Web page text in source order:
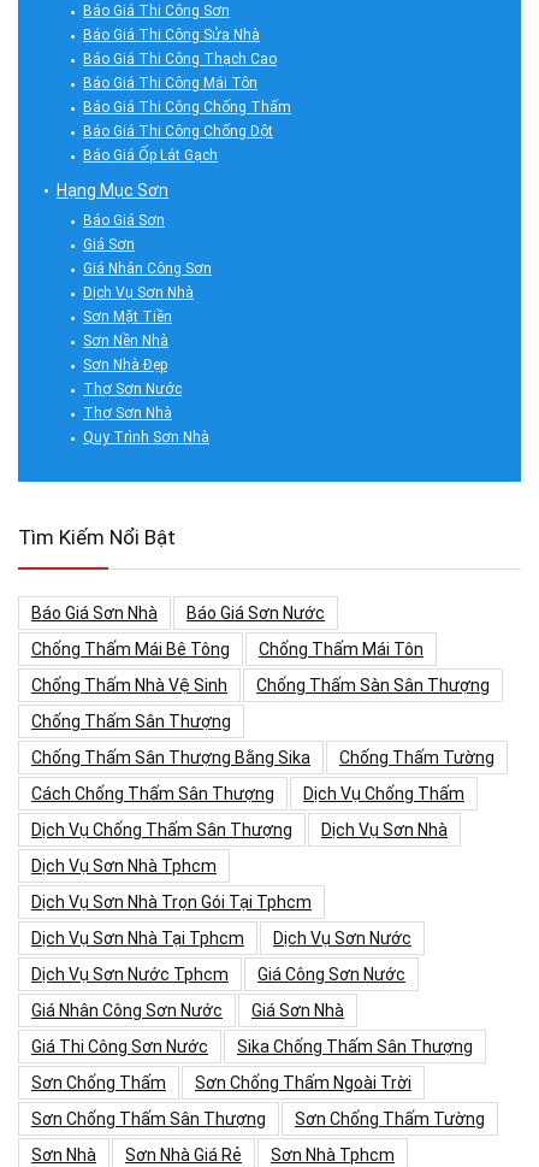
Báo Giá Thi Công Sơn
Báo Giá Thi Công Sửa Nhà
Báo Giá Thi Công Thạch Cao
Báo Giá Thi Công Mái Tôn
Báo Giá Thi Công Chống Thấm
Báo Giá Thi Công Chống Dột
Báo Giá Ốp Lát Gạch
Hạng Mục Sơn
Báo Giá Sơn
Giá Sơn
Giá Nhân Công Sơn
Dịch Vụ Sơn Nhà
Sơn Mặt Tiền
Sơn Nền Nhà
Sơn Nhà Đẹp
Thợ Sơn Nước
Thợ Sơn Nhà
Quy Trình Sơn Nhà
Tìm Kiếm Nổi Bật
Báo Giá Sơn Nhà
Báo Giá Sơn Nước
Chống Thấm Mái Bê Tông
Chống Thấm Mái Tôn
Chống Thấm Nhà Vệ Sinh
Chống Thấm Sàn Sân Thượng
Chống Thấm Sân Thượng
Chống Thấm Sân Thượng Bằng Sika
Chống Thấm Tường
Cách Chống Thấm Sân Thượng
Dịch Vụ Chống Thấm
Dịch Vụ Chống Thấm Sân Thượng
Dịch Vụ Sơn Nhà
Dịch Vụ Sơn Nhà Tphcm
Dịch Vụ Sơn Nhà Trọn Gói Tại Tphcm
Dịch Vụ Sơn Nhà Tại Tphcm
Dịch Vụ Sơn Nước
Dịch Vụ Sơn Nước Tphcm
Giá Công Sơn Nước
Giá Nhân Công Sơn Nước
Giá Sơn Nhà
Giá Thi Công Sơn Nước
Sika Chống Thấm Sân Thượng
Sơn Chống Thấm
Sơn Chống Thấm Ngoài Trời
Sơn Chống Thấm Sân Thượng
Sơn Chống Thấm Tường
Sơn Nhà
Sơn Nhà Giá Rẻ
Sơn Nhà Tphcm